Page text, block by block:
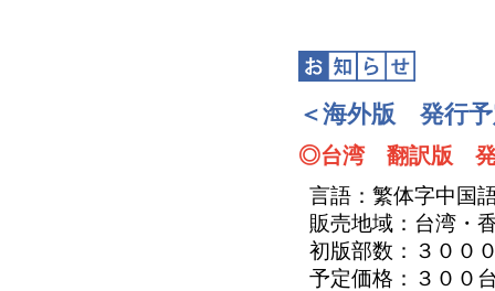
＜海外版 発行
◎台湾 翻訳版 発
言語：繁体字中国
販売地域：台湾・
初版部数：３００
予定価格：３００